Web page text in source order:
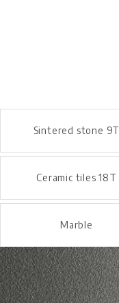
Sintered stone 9T
Ceramic tiles 18T
Marble